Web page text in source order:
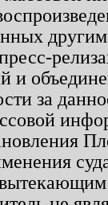
и
за